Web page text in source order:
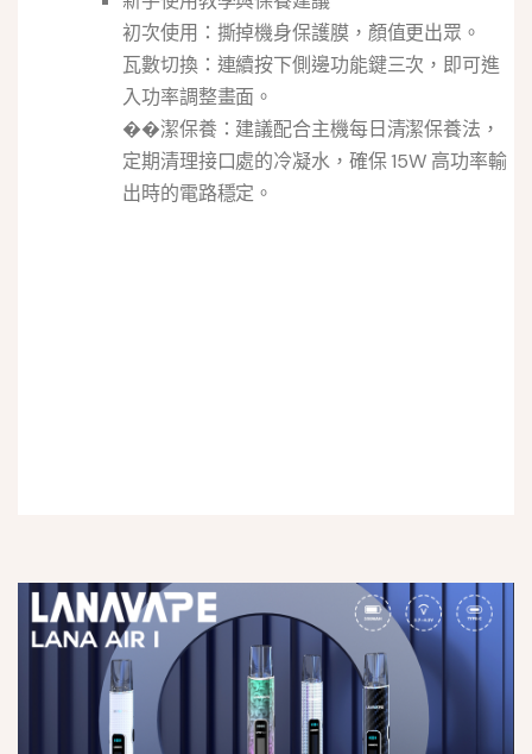
初次使用：撕掉機身保護膜，顏值更出眾。
瓦數切換：連續按下側邊功能鍵三次，即可進
入功率調整畫面。
��潔保養：建議配合主機每日清潔保養法，
定期清理接口處的冷凝水，確保 15W 高功率輸
出時的電路穩定。